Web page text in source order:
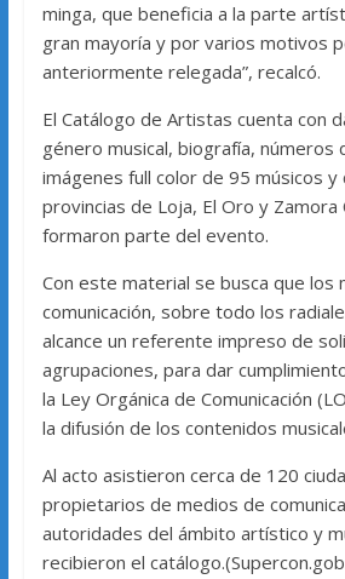
minga, que beneficia a la parte
gran mayoría y por varios motivos
anteriormente relegada”, recalcó.
El Catálogo de Artistas cuenta con
género musical, biografía, números
imágenes full color de 95 músicos
provincias de Loja, El Oro y Zamora
formaron parte del evento.
Con este material se busca que los
comunicación, sobre todo los
alcance un referente impreso de
agrupaciones, para dar
la Ley Orgánica de Comunicación
la difusión de los contenidos
Al acto asistieron cerca de 120
propietarios de medios de
autoridades del ámbito artístico y
recibieron el